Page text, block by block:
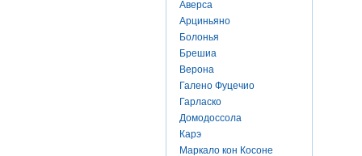
Аверса
Арциньяно
Болонья
Брешиа
Верона
Галено Фуцечио
Гарласко
Домодоссола
Карэ
Маркало кон Косоне